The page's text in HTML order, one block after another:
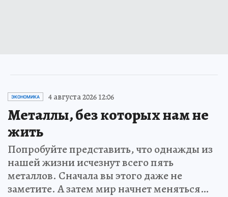
ЭКОНОМИКА 4 августа 2026 12:06
Металлы, без которых нам не
жить
Попробуйте представить, что однажды из
нашей жизни исчезнут всего пять
металлов. Сначала вы этого даже не
заметите. А затем мир начнет меняться…